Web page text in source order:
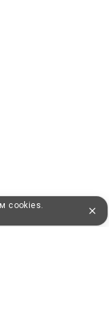
cookies.